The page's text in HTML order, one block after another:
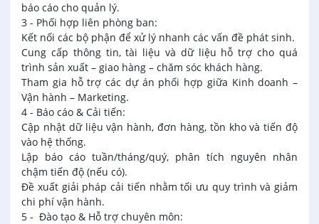
báo cáo cho quản lý.
3 - Phối hợp liên phòng ban:
Kết nối các bộ phận để xử lý nhanh các vấn đề phát sinh.
Cung cấp thông tin, tài liệu và dữ liệu hỗ trợ cho quá
trình sản xuất – giao hàng – chăm sóc khách hàng.
Tham gia hỗ trợ các dự án phối hợp giữa Kinh doanh –
Vận hành – Marketing.
4 - Báo cáo & Cải tiến:
Cập nhật dữ liệu vận hành, đơn hàng, tồn kho và tiến độ
vào hệ thống.
Lập báo cáo tuần/tháng/quý, phân tích nguyên nhân
chậm tiến độ (nếu có).
Đề xuất giải pháp cải tiến nhằm tối ưu quy trình và giảm
chi phí vận hành.
5 - Đào tạo & Hỗ trợ chuyên môn: